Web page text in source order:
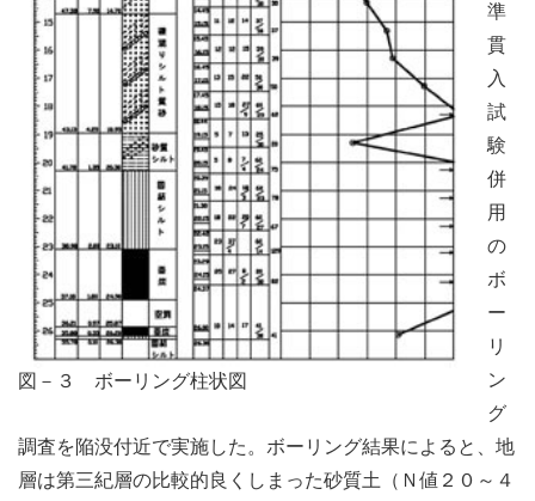
図－３ ボーリング柱状図
準
貫
入
試
験
併
用
の
ボ
ー
リ
ン
グ
調査を陥没付近で実施した。ボーリング結果によると、地
層は第三紀層の比較的良くしまった砂質土（Ｎ値２０～４